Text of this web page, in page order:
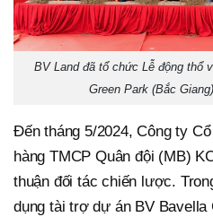
BV Land đã tổ chức Lễ động thổ
Green Park (Bắc
Đến tháng 5/2024, Công ty
hàng TMCP Quân đội (MB)
thuận đối tác chiến lược.
dụng tài trợ dự án BV